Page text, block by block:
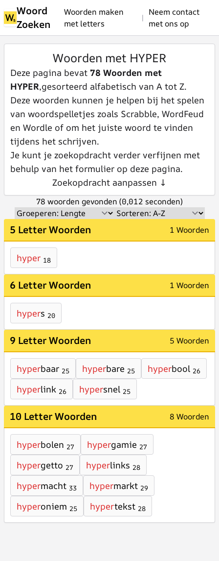
Woord
Zoeken
Woorden maken
met letters
|
Neem contact
met ons op
Woorden met HYPER
Deze pagina bevat 78 Woorden met
HYPER,gesorteerd alfabetisch van A tot Z.
Deze woorden kunnen je helpen bij het spelen
van woordspelletjes zoals Scrabble, WordFeud
en Wordle of om het juiste woord te vinden
tijdens het schrijven.
Je kunt je zoekopdracht verder verfijnen met
behulp van het formulier op deze pagina.
Zoekopdracht aanpassen ↓
78 woorden gevonden (0,012 seconden)
5 Letter Woorden 1 Woorden
hyper 18
6 Letter Woorden 1 Woorden
hypers 20
9 Letter Woorden 5 Woorden
hyperbaar 25 hyperbare 25 hyperbool 26
hyperlink 26 hypersnel 25
10 Letter Woorden 8 Woorden
hyperbolen 27 hypergamie 27
hypergetto 27 hyperlinks 28
hypermacht 33 hypermarkt 29
hyperoniem 25 hypertekst 28